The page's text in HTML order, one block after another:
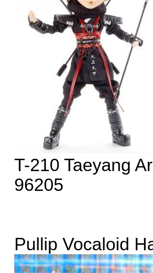
T-210 Taeyang
96205
Pullip Vocaloid